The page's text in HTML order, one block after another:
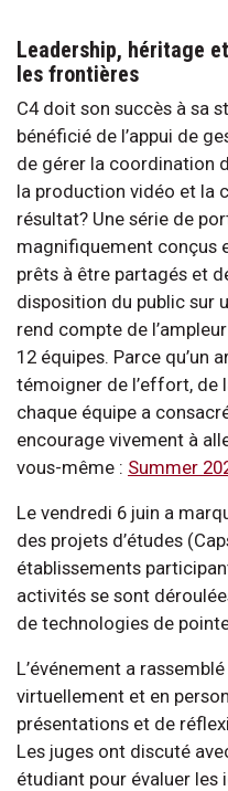
Leadership, héritage
les frontières
C4 doit son succès à sa
bénéficié de l’appui de
de gérer la coordination
la production vidéo et la
résultat? Une série de
magnifiquement conçus
prêts à être partagés et
disposition du public sur
rend compte de
12 équipes. Parce qu’un
témoigner de l’effort, de
chaque équipe a
encourage vivement à
vous-même : Summer
Le vendredi 6 juin a
des projets d’études
établissements
activités se sont
de technologies de
L’événement a
virtuellement et en
présentations et de
Les juges ont discuté
étudiant pour évaluer les